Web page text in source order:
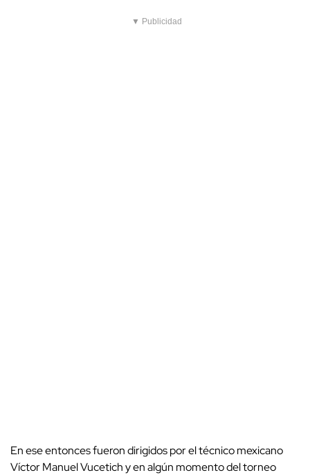
▼ Publicidad
En ese entonces fueron dirigidos por el técnico mexicano
Víctor Manuel Vucetich y en algún momento del torneo